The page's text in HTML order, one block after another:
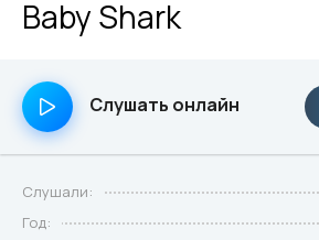
Baby Shark
Слушать онлайн
Слушали:
Год: